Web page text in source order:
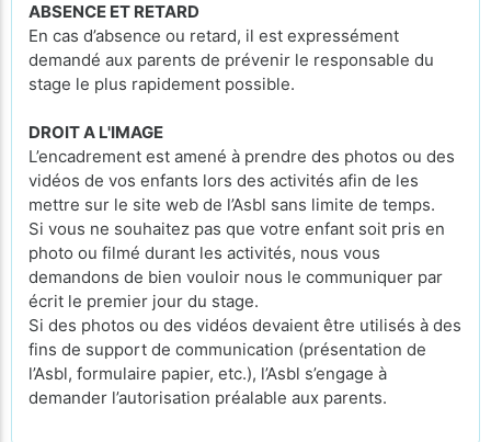
ABSENCE ET RETARD
En cas d’absence ou retard, il est expressément
demandé aux parents de prévenir le responsable du
stage le plus rapidement possible.
DROIT A L'IMAGE
L’encadrement est amené à prendre des photos ou des
vidéos de vos enfants lors des activités afin de les
mettre sur le site web de l’Asbl sans limite de temps.
Si vous ne souhaitez pas que votre enfant soit pris en
photo ou filmé durant les activités, nous vous
demandons de bien vouloir nous le communiquer par
écrit le premier jour du stage.
Si des photos ou des vidéos devaient être utilisés à des
fins de support de communication (présentation de
l’Asbl, formulaire papier, etc.), l’Asbl s’engage à
demander l’autorisation préalable aux parents.